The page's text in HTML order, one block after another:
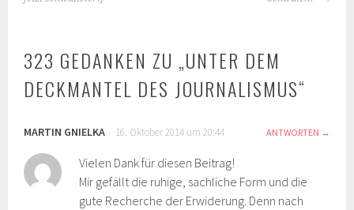
323 GEDANKEN ZU „UNTER DEM
DECKMANTEL DES JOURNALISMUS“
MARTIN GNIELKA 16. Oktober 2014 um 20:44 ANTWORTEN
Vielen Dank für diesen Beitrag!
Mir gefällt die ruhige, sachliche Form und die
gute Recherche der Erwiderung. Denn nach